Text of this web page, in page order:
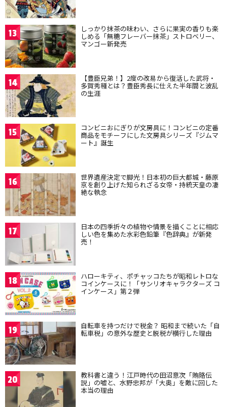
13 しっかり抹茶の味わい、さらに果実の香りも楽
しめる「無糖フレーバー抹茶」ストロベリー、
マンゴー新発売
14 【豊臣兄弟！】2度の改易から復活した武将・
多賀秀種とは？豊臣秀長に仕えた半年間と波乱
の生涯
15 コンビニおにぎりが文房具に！コンビニの定番
商品をモチーフにした文房具シリーズ『ジムマ
ート』誕生
16 世界遺産決定で脚光！日本初の巨大都城・藤原
京を創り上げた知られざる女帝・持統天皇の凄
絶な執念
17 日本の四季折々の植物や情景を描くことに相応
しい色を集めた水彩色鉛筆『色辞典』が新発
売！
18 ハローキティ、ポチャッコたちが昭和レトロな
コインケースに！「サンリオキャラクターズ コ
インケース」第２弾
19 自転車を持つだけで税金？ 昭和まで続いた「自
転車税」の意外な歴史と脱税が横行した理由
20 教科書と違う！江戸時代の田沼意次「賄賂伝
説」の嘘と、水野忠邦が「大奥」を敵に回した
本当の理由